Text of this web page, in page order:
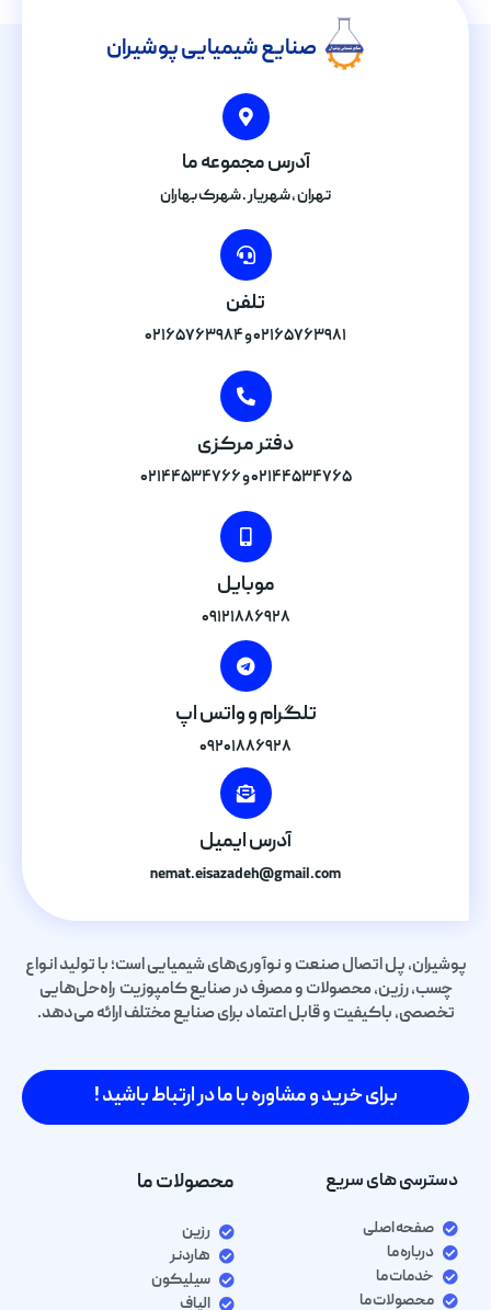
صنایع شیمیایی پوشیران
آدرس مجموعه ما
تهران , شهریار . شهرک بهاران
تلفن
۰۲۱۶۵۷۶۳۹۸۱ و ۰۲۱۶۵۷۶۳۹۸۴
دفتر مرکزی
۰۲۱۴۴۵۳۴۷۶۵ و ۰۲۱۴۴۵۳۴۷۶۶
موبایل
۰۹۱۲۱۸۸۶۹۲۸
تلگرام و واتس اپ
۰۹۲۰۱۸۸۶۹۲۸
آدرس ایمیل
nemat.eisazadeh@gmail.com
پوشیران، پل اتصال صنعت و نوآوری‌های شیمیایی است؛ با تولید انواع
چسب، رزین، محصولات و مصرف در صنایع کامپوزیت راه‌حل‌هایی
تخصصی، باکیفیت و قابل اعتماد برای صنایع مختلف ارائه می‌دهد.
برای خرید و مشاوره با ما در ارتباط باشید !
دسترسی های سریع
صفحه اصلی
درباره ما
خدمات ما
محصولات ما
محصولات ما
رزین
هاردنر
سیلیکون
الیاف